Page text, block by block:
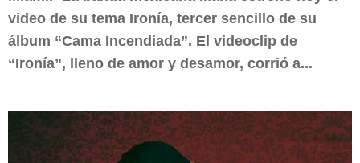
video de su tema Ironía, tercer sencillo de su
álbum “Cama Incendiada”. El videoclip de
“Ironía”, lleno de amor y desamor, corrió a...